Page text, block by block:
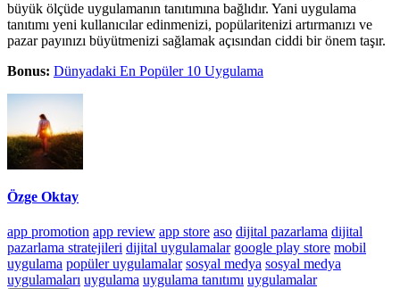
büyük ölçüde uygulamanın tanıtımına bağlıdır. Yani uygulama
tanıtımı yeni kullanıcılar edinmenizi, popülaritenizi artırmanızı ve
pazar payınızı büyütmenizi sağlamak açısından ciddi bir önem taşır.
Bonus: Dünyadaki En Popüler 10 Uygulama
Özge Oktay
app promotion app review app store aso dijital pazarlama dijital
pazarlama stratejileri dijital uygulamalar google play store mobil
uygulama popüler uygulamalar sosyal medya sosyal medya
uygulamaları uygulama uygulama tanıtımı uygulamalar